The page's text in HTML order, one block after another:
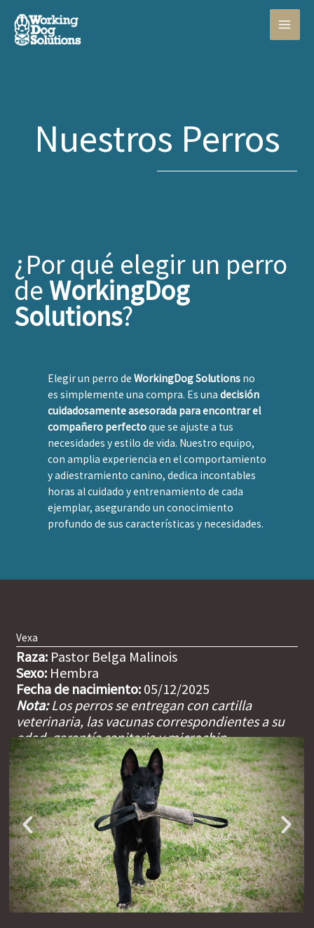
contenido
Nuestros Perros
¿Por qué elegir un perro
deWorkingDog
Solutions?
Elegir un perro de WorkingDog Solutions no
es simplemente una compra. Es una decisión
cuidadosamente asesorada para encontrar el
compañero perfectoque se ajuste a tus
necesidades y estilo de vida. Nuestro equipo,
con amplia experiencia en el comportamiento
y adiestramiento canino, dedica incontables
horas al cuidado y entrenamiento de cada
ejemplar, asegurando un conocimiento
profundo de sus características y necesidades.
Vexa
Raza: Pastor Belga Malinois
Sexo: Hembra
Fecha de nacimiento: 05/12/2025
Nota:Los perros se entregan con cartilla
veterinaria, las vacunas correspondientes a su
edad, garantía sanitaria y microchip
incorporado.